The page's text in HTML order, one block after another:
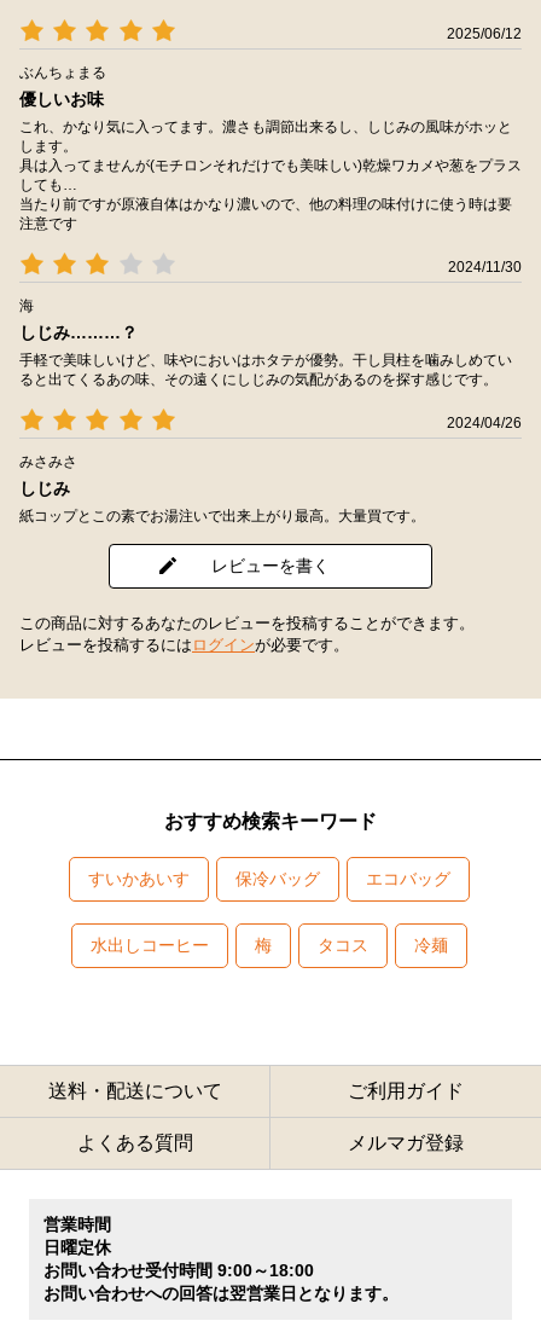
2025/06/12
ぶんちょまる
優しいお味
これ、かなり気に入ってます。濃さも調節出来るし、しじみの風味がホッと
します。
具は入ってませんが(モチロンそれだけでも美味しい)乾燥ワカメや葱をプラス
しても…
当たり前ですが原液自体はかなり濃いので、他の料理の味付けに使う時は要
注意です
2024/11/30
海
しじみ………？
手軽で美味しいけど、味やにおいはホタテが優勢。干し貝柱を噛みしめてい
ると出てくるあの味、その遠くにしじみの気配があるのを探す感じです。
2024/04/26
みさみさ
しじみ
紙コップとこの素でお湯注いで出来上がり最高。大量買です。
レビューを書く
この商品に対するあなたのレビューを投稿することができます。
レビューを投稿するには ログインが必要です。
おすすめ検索キーワード
すいかあいす 保冷バッグ エコバッグ
水出しコーヒー 梅 タコス 冷麺
送料・配送について ご利用ガイド
よくある質問 メルマガ登録
営業時間
日曜定休
お問い合わせ受付時間 9:00～18:00
お問い合わせへの回答は翌営業日となります。